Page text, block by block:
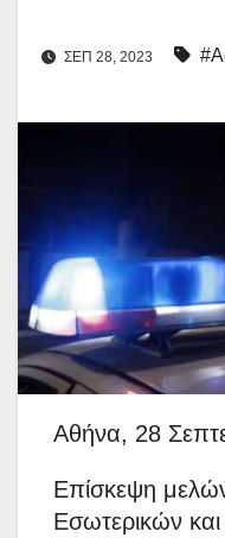
ΣΕΠ 28, 2023
Αθήνα, 28
Επίσκεψη
Εσωτερικών